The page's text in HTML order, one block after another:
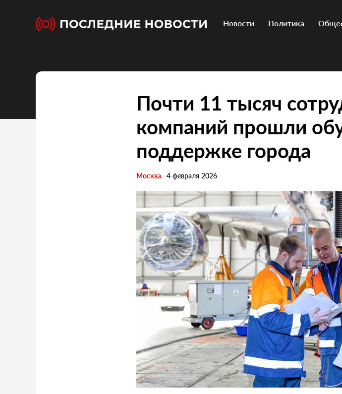
Новости Политика
Почти 11 тысяч
компаний прошли
поддержке города
Москва 4 февраля 2026